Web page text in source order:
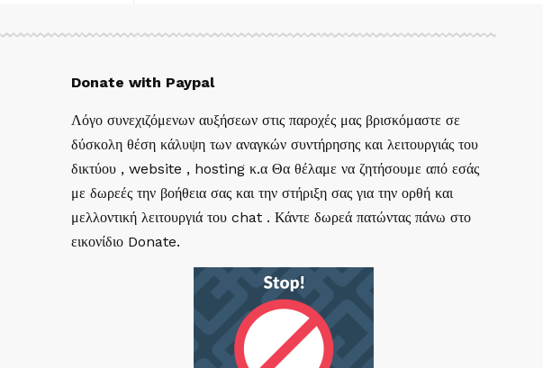
Donate with Paypal
Λόγο συνεχιζόμενων αυξήσεων στις παροχές μας βρισκόμαστε σε
δύσκολη θέση κάλυψη των αναγκών συντήρησης και λειτουργιάς του
δικτύου , website , hosting κ.α Θα θέλαμε να ζητήσουμε από εσάς
με δωρεές την βοήθεια σας και την στήριξη σας για την ορθή και
μελλοντική λειτουργιά του chat . Κάντε δωρεά πατώντας πάνω στο
εικονίδιο Donate.